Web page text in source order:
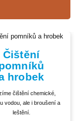
Čištění
hrobek
čištění chemické,
vodou, ale i broušení a
leštění.